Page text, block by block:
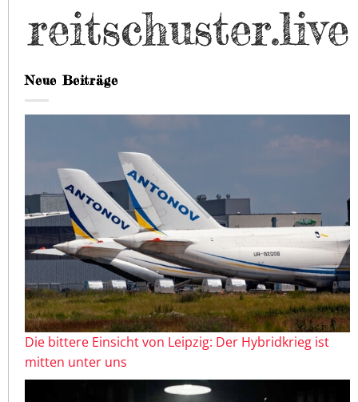
Neue Beiträge
Die bittere Einsicht von Leipzig: Der Hybridkrieg ist
mitten unter uns